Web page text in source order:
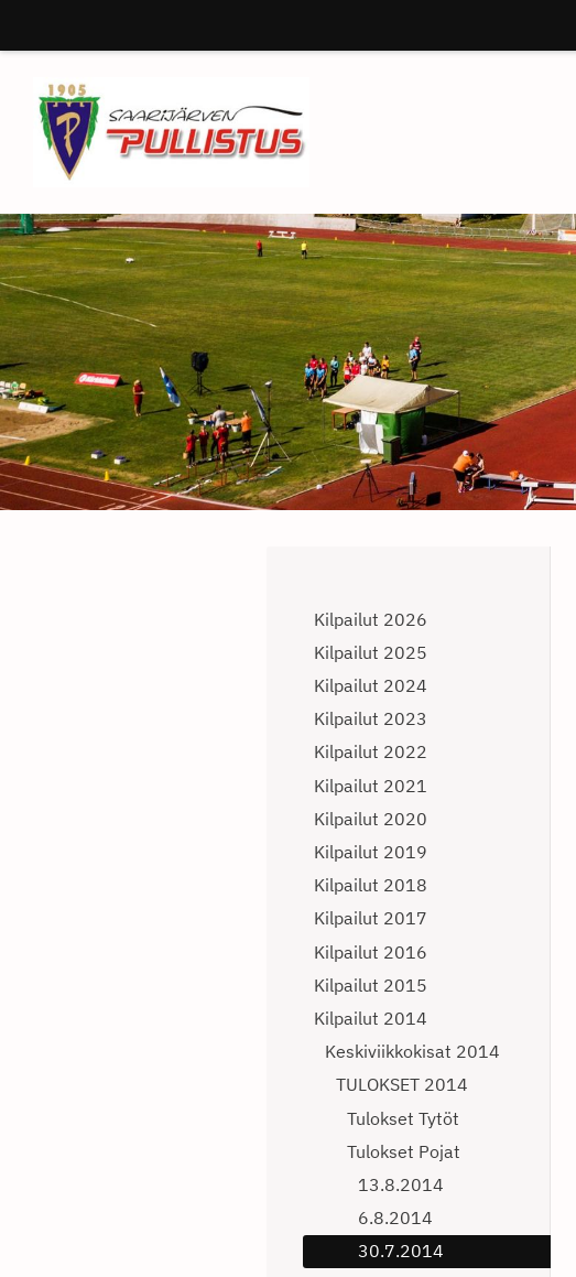
sivun
sisältöön
Saarijärven Pullistus
Kilpailut 2026
Kilpailut 2025
Kilpailut 2024
Kilpailut 2023
Kilpailut 2022
Kilpailut 2021
Kilpailut 2020
Kilpailut 2019
Kilpailut 2018
Kilpailut 2017
Kilpailut 2016
Kilpailut 2015
Kilpailut 2014
Keskiviikkokisat 2014
TULOKSET 2014
Tulokset Tytöt
Tulokset Pojat
13.8.2014
6.8.2014
30.7.2014